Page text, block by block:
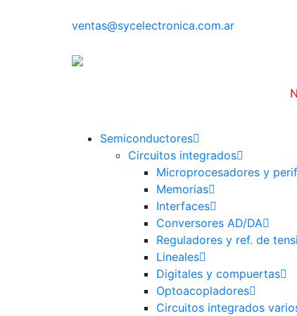
ventas@sycelectronica.com.ar
Semiconductores
Circuitos integrados
Microprocesadores y
Memorias
Interfaces
Conversores AD/DA
Reguladores y ref. de
Lineales
Digitales y compuertas
Optoacopladores
Circuitos integrados